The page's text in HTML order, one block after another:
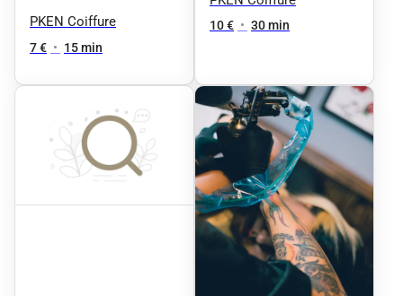
PKEN Coiffure
7 € • 15 min
10 € • 30 min